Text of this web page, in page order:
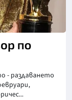
по
- раздаването